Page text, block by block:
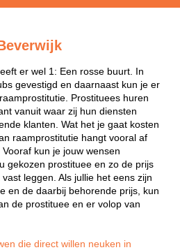
er wel 1: Een rosse buurt. In
gevestigd en daarnaast kun je er
Prostituees huren
vanuit waar zij hun diensten
klanten. Wat het je gaat kosten
raamprostitutie hangt vooral af
kun je jouw wensen
gekozen prostituee en zo de prijs
leggen. Als jullie het eens zijn
en de daarbij behorende prijs, kun
de prostituee en er volop van
die direct willen neuken in